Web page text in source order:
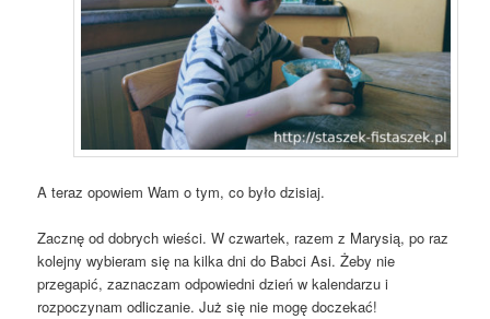
A teraz opowiem Wam o tym, co było dzisiaj.
Zacznę od dobrych wieści. W czwartek, razem z Marysią, po raz
kolejny wybieram się na kilka dni do Babci Asi. Żeby nie
przegapić, zaznaczam odpowiedni dzień w kalendarzu i
rozpoczynam odliczanie. Już się nie mogę doczekać!